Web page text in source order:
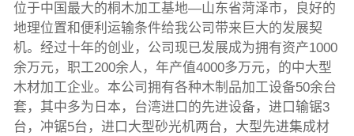
位于中国最大的桐木加工基地—山东省菏泽市，良好的
地理位置和便利运输条件给我公司带来巨大的发展契
机。经过十年的创业，公司现已发展成为拥有资产1000
余万元，职工200余人，年产值4000多万元，的中大型
木材加工企业。本公司拥有各种木制品加工设备50余台
套，其中多为日本，台湾进口的先进设备，进口输锯3
台，冲锯5台，进口大型砂光机两台，大型先进集成材